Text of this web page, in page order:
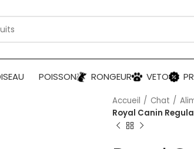
POISSON RONGEUR VETO
Accueil Chat
Royal Canin